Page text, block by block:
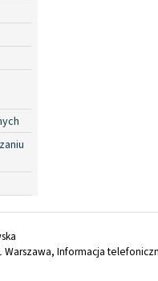
Warszawa, Informacja